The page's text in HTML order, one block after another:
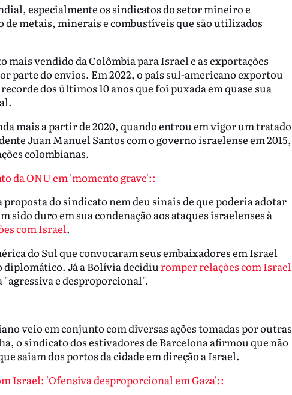
especialmente os sindicatos do setor mineiro e
de metais, minerais e combustíveis que são utilizados
vendido da Colômbia para Israel e as exportações
parte do envios. Em 2022, o país sul-americano exportou
dos últimos 10 anos que foi puxada em quase sua
mais a partir de 2020, quando entrou em vigor um tratado
Juan Manuel Santos com o governo israelense em 2015,
colombianas.
da ONU em 'momento grave'::
do sindicato nem deu sinais de que poderia adotar
sido duro em sua condenação aos ataques israelenses à
com Israel.
do Sul que convocaram seus embaixadores em Israel
diplomático. Já a Bolívia decidiuromper relações com Israel
"agressiva e desproporcional".
veio em conjunto com diversas ações tomadas por outras
o sindicato dos estivadores de Barcelona afirmou que não
saiam dos portos da cidade em direção a Israel.
Israel: 'Ofensiva desproporcional em Gaza'::